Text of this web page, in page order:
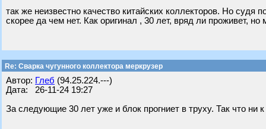
так же неизвестно качество китайских коллекторов. Но
скорее да чем нет. Как оригинал , 30 лет, вряд ли проживет, но
Re: Сварка чугунного коллектора меркрузер
Автор: Глеб (94.25.224.---)
Дата: 26-11-24 19:27
За следующие 30 лет уже и блок прогниет в труху. Так что ни